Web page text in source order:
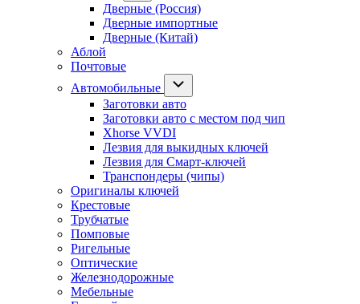
Дверные (Россия)
Дверные импортные
Дверные (Китай)
Аблой
Почтовые
Автомобильные
Заготовки авто
Заготовки авто с местом под чип
Xhorse VVDI
Лезвия для выкидных ключей
Лезвия для Смарт-ключей
Транспондеры (чипы)
Оригиналы ключей
Крестовые
Трубчатые
Помповые
Ригельные
Оптические
Железнодорожные
Мебельные